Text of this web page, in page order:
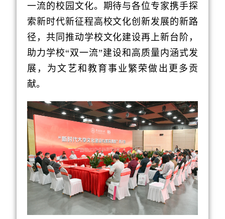
一流的校园文化。期待与各位专家携手探
索新时代新征程高校文化创新发展的新路
径，共同推动学校文化建设再上新台阶，
助力学校“双一流”建设和高质量内涵式发
展，为文艺和教育事业繁荣做出更多贡
献。